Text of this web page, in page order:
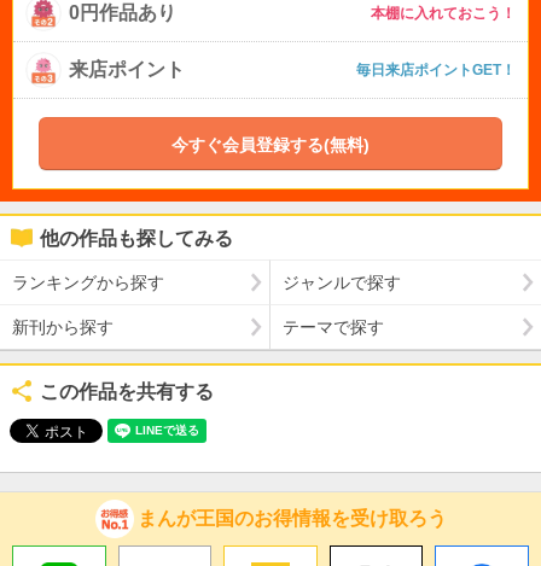
0円作品あり 本棚に入れておこう！
来店ポイント 毎日来店ポイントGET！
今すぐ会員登録する(無料)
他の作品も探してみる
ランキングから探す ジャンルで探す
新刊から探す テーマで探す
この作品を共有する
まんが王国のお得情報を受け取ろう